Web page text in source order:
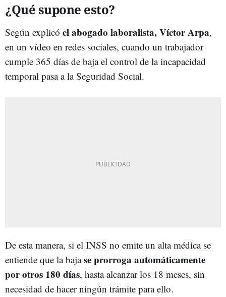
¿Qué supone esto?
Según explicó el abogado laboralista, Víctor Arpa,
en un vídeo en redes sociales, cuando un trabajador
cumple 365 días de baja el control de la incapacidad
temporal pasa a la Seguridad Social.
De esta manera, si el INSS no emite un alta médica se
entiende que la bajase prorroga automáticamente
por otros 180 días, hasta alcanzar los 18 meses, sin
necesidad de hacer ningún trámite para ello.